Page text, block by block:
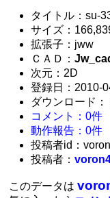
タイトル：su-
サイズ：
拡張子：jww
ＣＡＤ：
次元：2D
登録日：2010-
ダウンロード：
コメント：0件
動作報告：0件
投稿者id：
投稿者：
このデータは